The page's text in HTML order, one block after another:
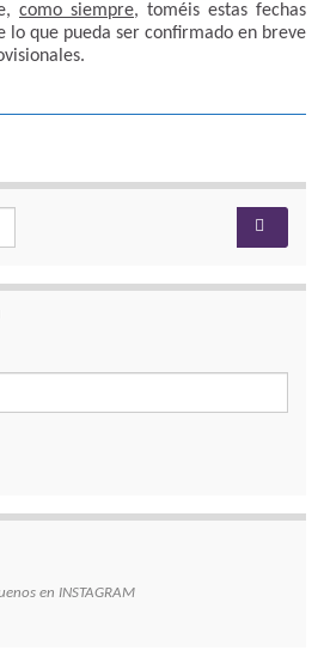
como siempre, toméis estas fechas
lo que pueda ser confirmado en breve
en INSTAGRAM